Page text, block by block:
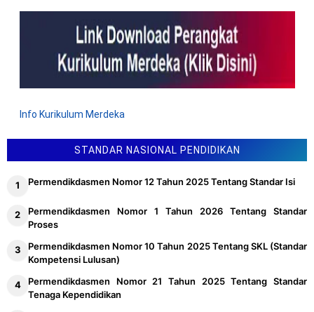
Info Kurikulum Merdeka
STANDAR NASIONAL PENDIDIKAN
Permendikdasmen Nomor 12 Tahun 2025 Tentang Standar Isi
Permendikdasmen Nomor 1 Tahun 2026 Tentang Standar
Proses
Permendikdasmen Nomor 10 Tahun 2025 Tentang SKL (Standar
Kompetensi Lulusan)
Permendikdasmen Nomor 21 Tahun 2025 Tentang Standar
Tenaga Kependidikan